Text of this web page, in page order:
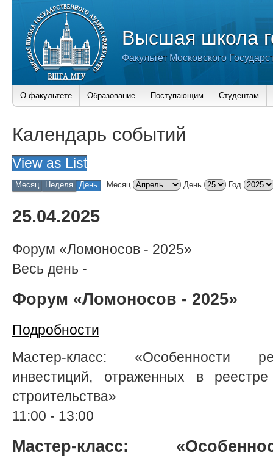
Высшая школа
Факультет Московского
О факультете Образование Поступающим Студентам
Календарь событий
View as List
Месяц Неделя День Месяц День Год
25.04.2025
Форум «Ломоносов - 2025»
Весь день -
Форум «Ломоносов - 2025»
Подробности
Мастер-класс: «Особенности
инвестиций, отраженных в реестре
строительства»
11:00 - 13:00
Мастер-класс: